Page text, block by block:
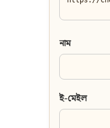
নাম
ই-মেইল